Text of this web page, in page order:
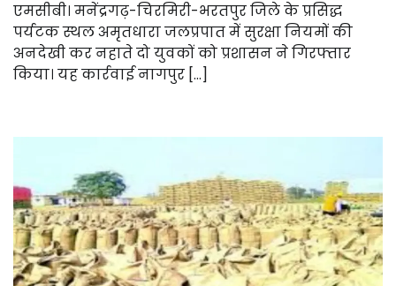
एमसीबी। मनेंद्रगढ़-चिरमिरी-भरतपुर जिले के प्रसिद्ध
पर्यटक स्थल अमृतधारा जलप्रपात में सुरक्षा नियमों की
अनदेखी कर नहाते दो युवकों को प्रशासन ने गिरफ्तार
किया। यह कार्रवाई नागपुर […]